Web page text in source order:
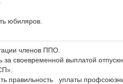
юбиляров.
членов ППО.
за своевременной выплатой
правильность уплаты